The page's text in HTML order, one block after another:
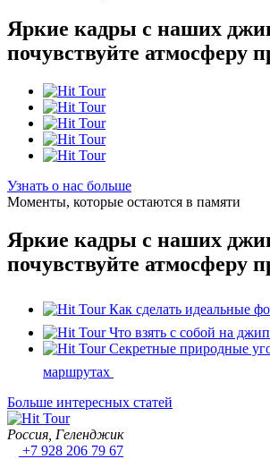
Яркие кадры с наших
почувствуйте атмосферу
Узнать о нас больше
Моменты, которые остаются в памяти
Яркие кадры с наших
почувствуйте атмосферу
Как сделать идеальные
Что взять с собой на
Секретные природные
маршрутах
Больше интересных статей
Россия, Геленджик
+7 928 206 79 67